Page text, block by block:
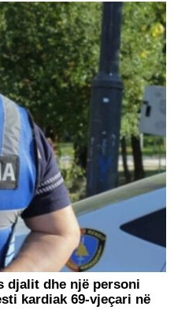
djalit dhe një personi
kardiak 69-vjeçari në